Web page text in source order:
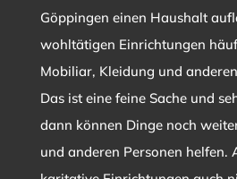
Göppingen einen Haushalt
wohltätigen Einrichtungen
Mobiliar, Kleidung und
Das ist eine feine Sache und
dann können Dinge noch
und anderen Personen helfen.